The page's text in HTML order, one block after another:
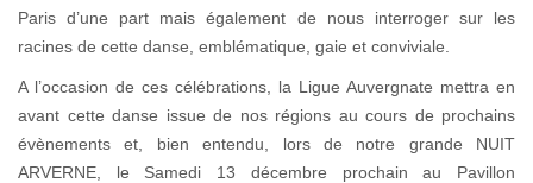
Paris d’une part mais également de nous interroger sur les
racines de cette danse, emblématique, gaie et conviviale.
A l’occasion de ces célébrations, la Ligue Auvergnate mettra en
avant cette danse issue de nos régions au cours de prochains
évènements et, bien entendu, lors de notre grande NUIT
ARVERNE, le Samedi 13 décembre prochain au Pavillon